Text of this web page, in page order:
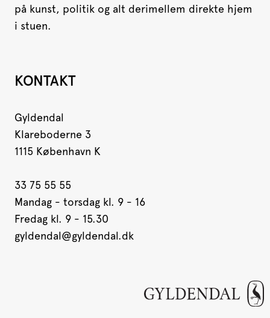
på kunst, politik og alt derimellem direkte hjem
i stuen.
KONTAKT
Gyldendal
Klareboderne 3
1115 København K
33 75 55 55
Mandag - torsdag kl. 9 - 16
Fredag kl. 9 - 15.30
gyldendal@gyldendal.dk